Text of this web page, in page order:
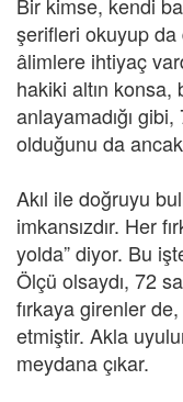
şerifleri okuyup
âlimlere ihtiyaç
hakiki altın konsa,
anlayamadığı
olduğunu da
Akıl ile doğruyu
imkansızdır. Her
yolda” diyor. Bu
Ölçü olsaydı, 72
fırkaya girenler
etmiştir. Akla
meydana çıkar.